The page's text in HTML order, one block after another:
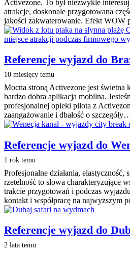
Activezone. To był niezwykle
atrakcje, doskonale przygotowana
jakości zakwaterowanie. Efekt WOW
Referencje wyjazd do
10 miesięcy temu
Mocna stroną Activezone jest świetna
bardzo dobra aplikacja mobilna.
profesjonalnej opieki pilota z
zaangażowanie i dbałość o
Referencje wyjazd do
1 rok temu
Profesjonalne działania, elastyczność,
rzetelność to słowa charakteryzujące
trakcie przygotowań i podczas
kontakt i współpracę na najwyższym
Referencje wyjazd do
2 lata temu